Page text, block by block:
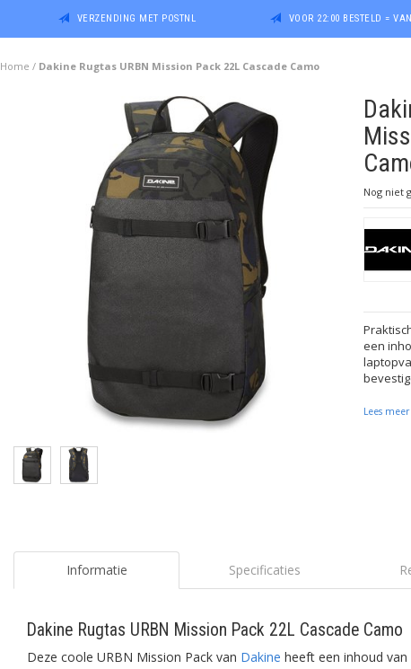
VERZENDING MET POSTNL VOOR 22:00 BESTELD =
Home / Dakine Rugtas URBN Mission Pack 22L Cascade Camo
Nog niet
een
Lees meer
Informatie Specificaties
Dakine Rugtas URBN Mission Pack 22L Cascade Camo
Deze coole URBN Mission Pack van Dakine heeft een inhoud